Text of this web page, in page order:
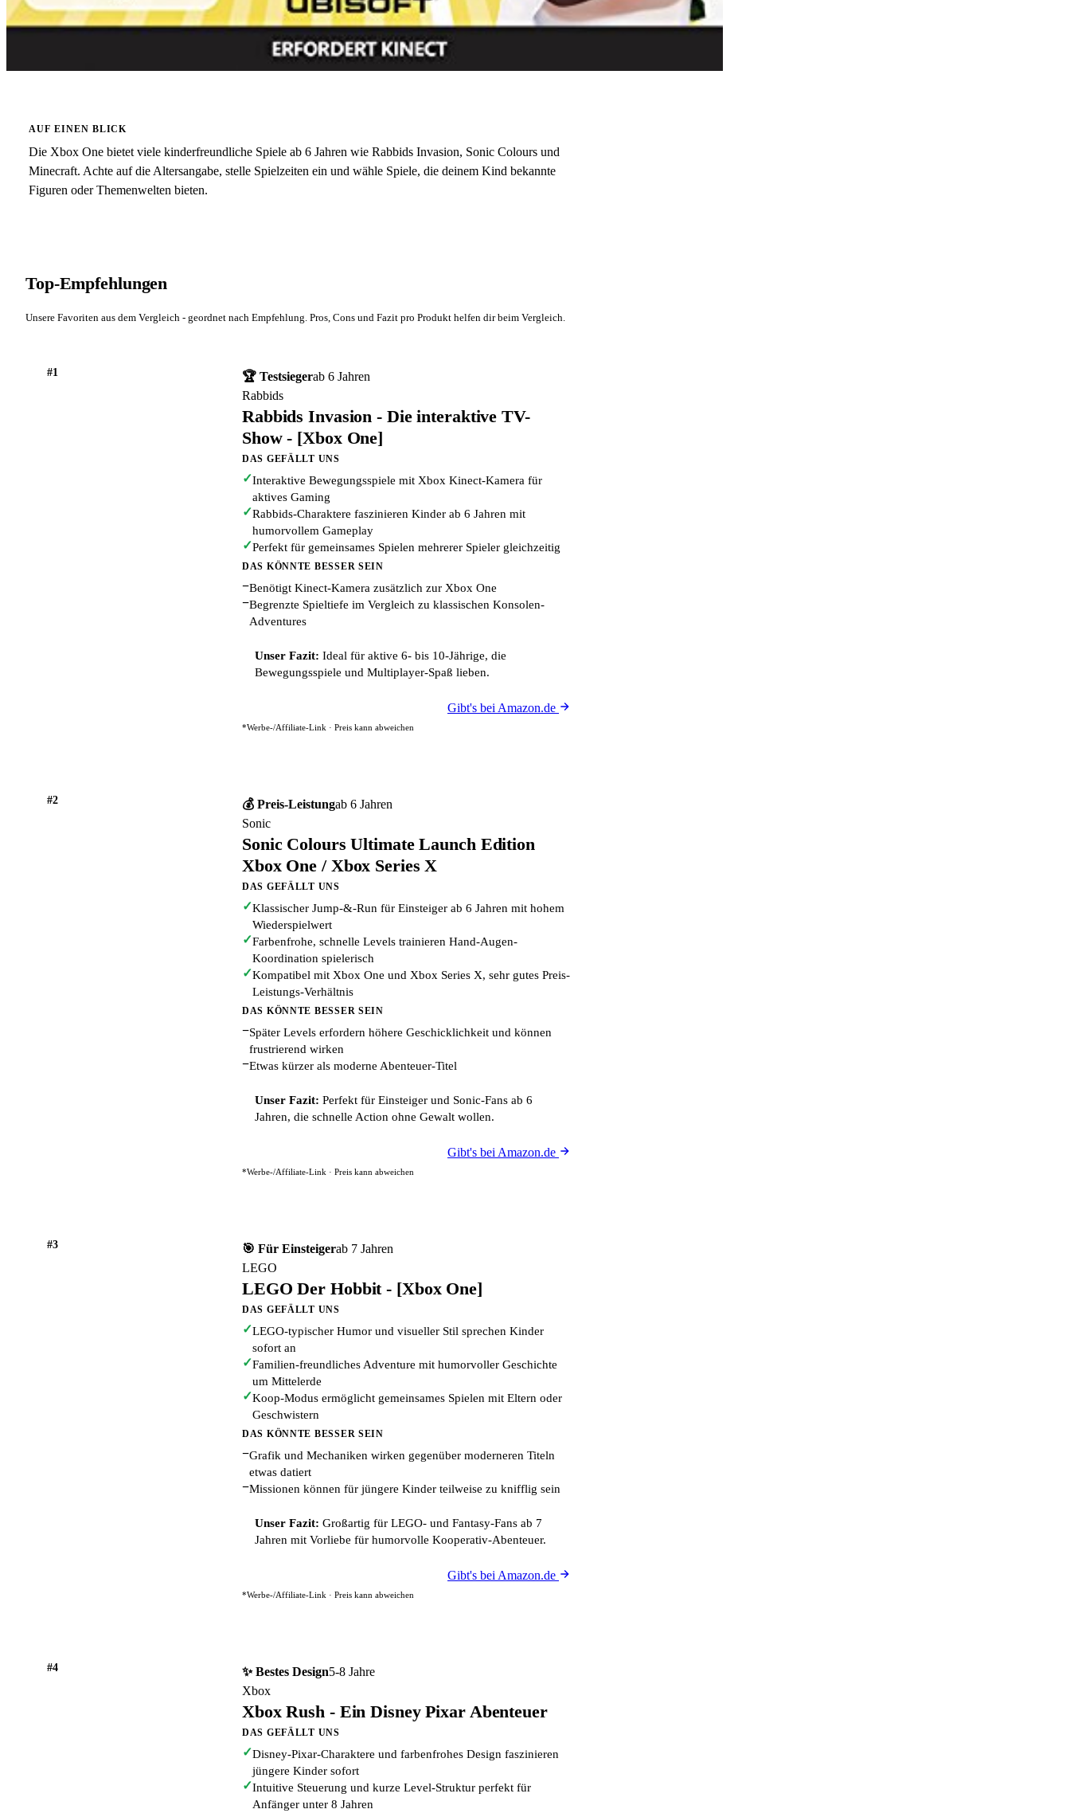
AUF EINEN BLICK
Die Xbox One bietet viele kinderfreundliche Spiele ab 6 Jahren wie Rabbids Invasion, Sonic Colours und
Minecraft. Achte auf die Altersangabe, stelle Spielzeiten ein und wähle Spiele, die deinem Kind bekannte
Figuren oder Themenwelten bieten.
Top-Empfehlungen
Unsere Favoriten aus dem Vergleich - geordnet nach Empfehlung. Pros, Cons und Fazit pro Produkt helfen dir beim Vergleich.
#1 🏆 Testsiegerab 6 Jahren
Rabbids
Rabbids Invasion - Die interaktive TV-
Show - [Xbox One]
DAS GEFÄLLT UNS
✓Interaktive Bewegungsspiele mit Xbox Kinect-Kamera für
aktives Gaming
✓Rabbids-Charaktere faszinieren Kinder ab 6 Jahren mit
humorvollem Gameplay
✓Perfekt für gemeinsames Spielen mehrerer Spieler gleichzeitig
DAS KÖNNTE BESSER SEIN
−Benötigt Kinect-Kamera zusätzlich zur Xbox One
−Begrenzte Spieltiefe im Vergleich zu klassischen Konsolen-
Adventures
Unser Fazit: Ideal für aktive 6- bis 10-Jährige, die
Bewegungsspiele und Multiplayer-Spaß lieben.
Gibt's bei Amazon.de
*Werbe-/Affiliate-Link · Preis kann abweichen
#2 💰 Preis-Leistungab 6 Jahren
Sonic
Sonic Colours Ultimate Launch Edition
Xbox One / Xbox Series X
DAS GEFÄLLT UNS
✓Klassischer Jump-&-Run für Einsteiger ab 6 Jahren mit hohem
Wiederspielwert
✓Farbenfrohe, schnelle Levels trainieren Hand-Augen-
Koordination spielerisch
✓Kompatibel mit Xbox One und Xbox Series X, sehr gutes Preis-
Leistungs-Verhältnis
DAS KÖNNTE BESSER SEIN
−Später Levels erfordern höhere Geschicklichkeit und können
frustrierend wirken
−Etwas kürzer als moderne Abenteuer-Titel
Unser Fazit: Perfekt für Einsteiger und Sonic-Fans ab 6
Jahren, die schnelle Action ohne Gewalt wollen.
Gibt's bei Amazon.de
*Werbe-/Affiliate-Link · Preis kann abweichen
#3 🎯 Für Einsteigerab 7 Jahren
LEGO
LEGO Der Hobbit - [Xbox One]
DAS GEFÄLLT UNS
✓LEGO-typischer Humor und visueller Stil sprechen Kinder
sofort an
✓Familien-freundliches Adventure mit humorvoller Geschichte
um Mittelerde
✓Koop-Modus ermöglicht gemeinsames Spielen mit Eltern oder
Geschwistern
DAS KÖNNTE BESSER SEIN
−Grafik und Mechaniken wirken gegenüber moderneren Titeln
etwas datiert
−Missionen können für jüngere Kinder teilweise zu knifflig sein
Unser Fazit: Großartig für LEGO- und Fantasy-Fans ab 7
Jahren mit Vorliebe für humorvolle Kooperativ-Abenteuer.
Gibt's bei Amazon.de
*Werbe-/Affiliate-Link · Preis kann abweichen
#4 ✨ Bestes Design5-8 Jahre
Xbox
Xbox Rush - Ein Disney Pixar Abenteuer
DAS GEFÄLLT UNS
✓Disney-Pixar-Charaktere und farbenfrohes Design faszinieren
jüngere Kinder sofort
✓Intuitive Steuerung und kurze Level-Struktur perfekt für
Anfänger unter 8 Jahren